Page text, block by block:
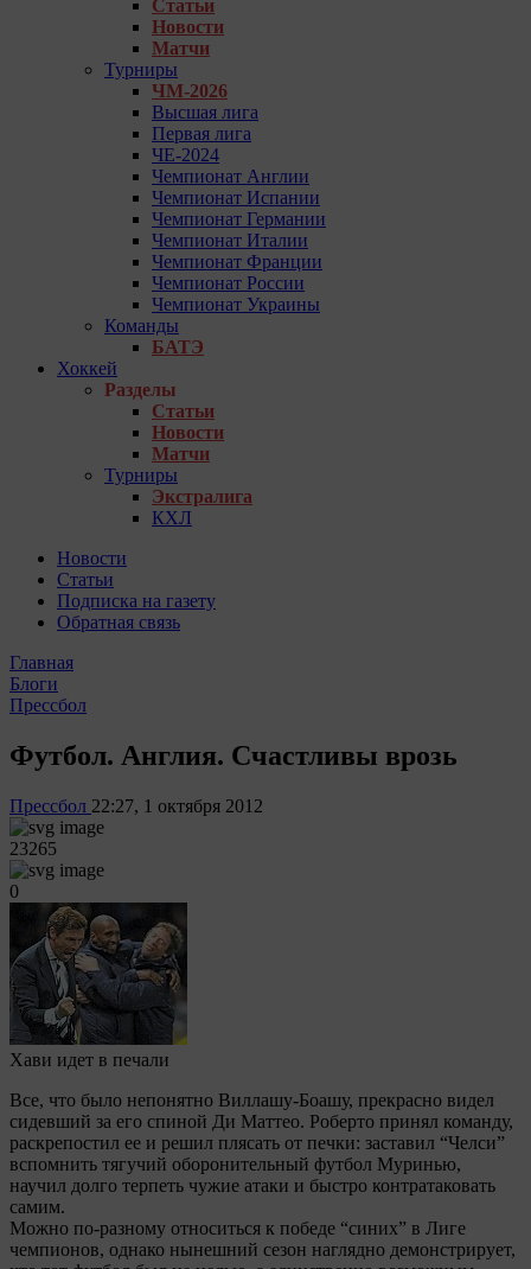
Статьи
Новости
Матчи
Турниры
ЧМ-2026
Высшая лига
Первая лига
ЧЕ-2024
Чемпионат Англии
Чемпионат Испании
Чемпионат Германии
Чемпионат Италии
Чемпионат Франции
Чемпионат России
Чемпионат Украины
Команды
БАТЭ
Хоккей
Разделы
Статьи
Новости
Матчи
Турниры
Экстралига
КХЛ
Новости
Статьи
Подписка на газету
Обратная связь
Главная
Блоги
Прессбол
Футбол. Англия. Счастливы врозь
Прессбол 22:27, 1 октября 2012
23265
0
Хави идет в печали
Все, что было непонятно Виллашу-Боашу, прекрасно видел
сидевший за его спиной Ди Маттео. Роберто принял команду,
раскрепостил ее и решил плясать от печки: заставил “Челси”
вспомнить тягучий оборонительный футбол Муринью,
научил долго терпеть чужие атаки и быстро контратаковать
самим.
Можно по-разному относиться к победе “синих” в Лиге
чемпионов, однако нынешний сезон наглядно демонстрирует,